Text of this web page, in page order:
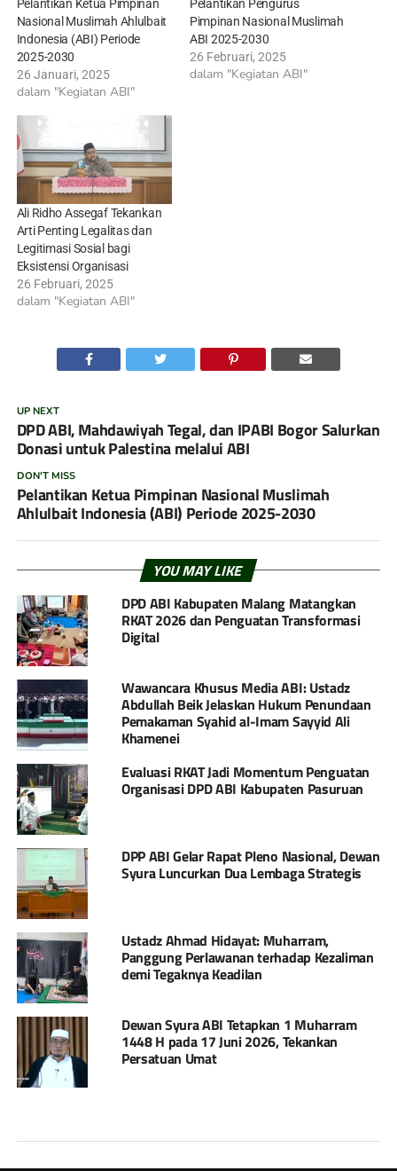
Pelantikan Ketua Pimpinan
Nasional Muslimah Ahlulbait
Indonesia (ABI) Periode
2025-2030
26 Januari, 2025
dalam "Kegiatan ABI"
Pelantikan Pengurus
Pimpinan Nasional Muslimah
ABI 2025-2030
26 Februari, 2025
dalam "Kegiatan ABI"
Ali Ridho Assegaf Tekankan
Arti Penting Legalitas dan
Legitimasi Sosial bagi
Eksistensi Organisasi
26 Februari, 2025
dalam "Kegiatan ABI"
UP NEXT
DPD ABI, Mahdawiyah Tegal, dan IPABI Bogor Salurkan
Donasi untuk Palestina melalui ABI
DON'T MISS
Pelantikan Ketua Pimpinan Nasional Muslimah
Ahlulbait Indonesia (ABI) Periode 2025-2030
YOU MAY LIKE
DPD ABI Kabupaten Malang Matangkan
RKAT 2026 dan Penguatan Transformasi
Digital
Wawancara Khusus Media ABI: Ustadz
Abdullah Beik Jelaskan Hukum Penundaan
Pemakaman Syahid al-Imam Sayyid Ali
Khamenei
Evaluasi RKAT Jadi Momentum Penguatan
Organisasi DPD ABI Kabupaten Pasuruan
DPP ABI Gelar Rapat Pleno Nasional, Dewan
Syura Luncurkan Dua Lembaga Strategis
Ustadz Ahmad Hidayat: Muharram,
Panggung Perlawanan terhadap Kezaliman
demi Tegaknya Keadilan
Dewan Syura ABI Tetapkan 1 Muharram
1448 H pada 17 Juni 2026, Tekankan
Persatuan Umat